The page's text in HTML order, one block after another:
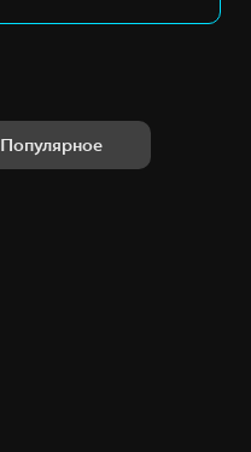
Популярное